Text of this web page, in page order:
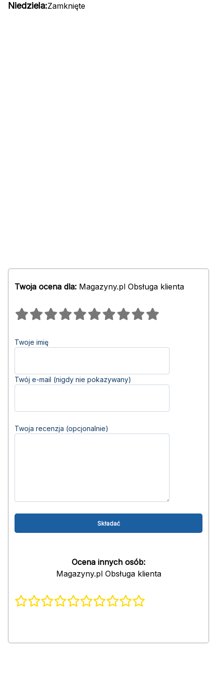
Niedziela:Zamknięte
Twoja ocena dla: Magazyny.pl Obsługa klienta
Twoje imię
Twój e-mail (nigdy nie pokazywany)
Twoja recenzja (opcjonalnie)
Ocena innych osób:
Magazyny.pl Obsługa klienta